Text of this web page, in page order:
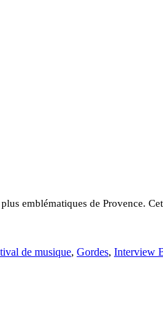
emblématiques de Provence.
de musique, Gordes, Interview